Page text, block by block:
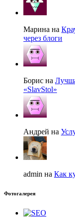
Марина на
через блоги
Борис на
«SlavStol»
Андрей на
admin на Как
Фотогалерея